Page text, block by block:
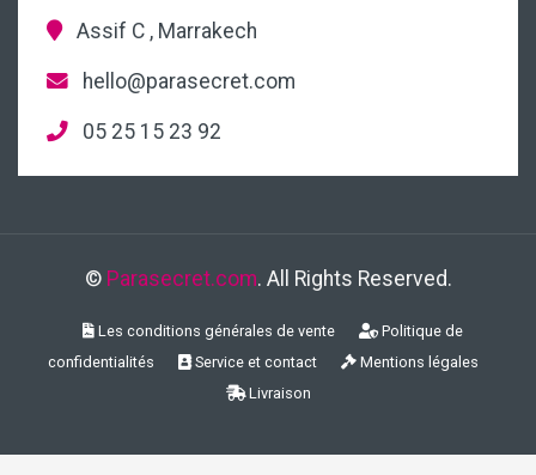
Assif C , Marrakech
hello@parasecret.com
05 25 15 23 92
© Parasecret.com. All Rights Reserved.
Les conditions générales de vente
Politique de
confidentialités
Service et contact
Mentions légales
Livraison